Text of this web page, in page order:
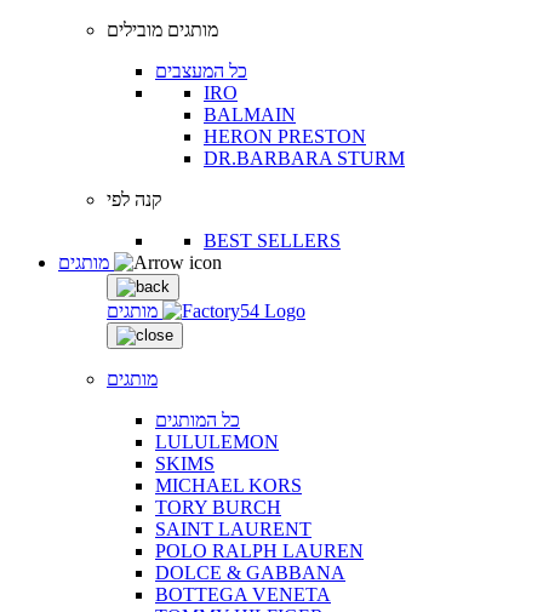
מותגים מובילים
כל המעצבים
IRO
BALMAIN
HERON PRESTON
DR.BARBARA STURM
קנה לפי
BEST SELLERS
מותגים
מותגים
כל המותגים
LULULEMON
SKIMS
MICHAEL KORS
TORY BURCH
SAINT LAURENT
POLO RALPH LAUREN
DOLCE & GABBANA
BOTTEGA VENETA